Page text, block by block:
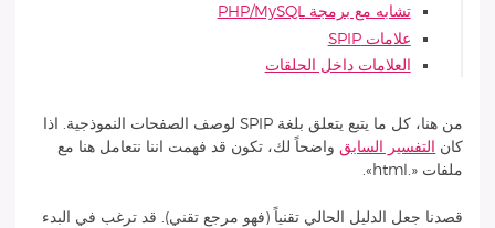
تشابه مع برمجة PHP/MySQL
علامات SPIP
العلامات داخل الحلقات
من هنا، كل ما يتبع يتعلق بلغة SPIP لوصف الصفحات النموذجية. اذا
كان
التفسير السابقواضحاً لك، تكون قد فهمت اننا نتعامل هنا مع
ملفات «.html».
قصدنا جعل الدليل الحالي تقنياً (فهو مرجع تقني). قد ترغب في البدء